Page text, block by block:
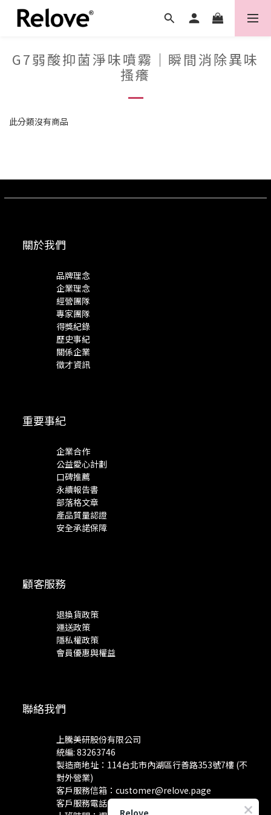
G7弱酸抑菌淨味噴霧｜瞬間消除異味
搔癢
此分類沒有商品
關於我們
品牌理念
企業理念
經營團隊
專家團隊
得獎紀錄
歷史事紀
關係企業
徵才資訊
重要事紀
企業合作
公益愛心計劃
口碑推薦
永續報告書
部落格文章
產品質量認證
安全承諾保障
顧客服務
退換貨政策
運送政策
隱私權政策
會員優惠與權益
聯絡我們
上騰美研股份有限公司
統編: 83263746
製造商地址：114台北市內湖區行善路353號7樓 (不
對外營業)
客戶服務信箱： customer@relove.page
客戶服務電話：